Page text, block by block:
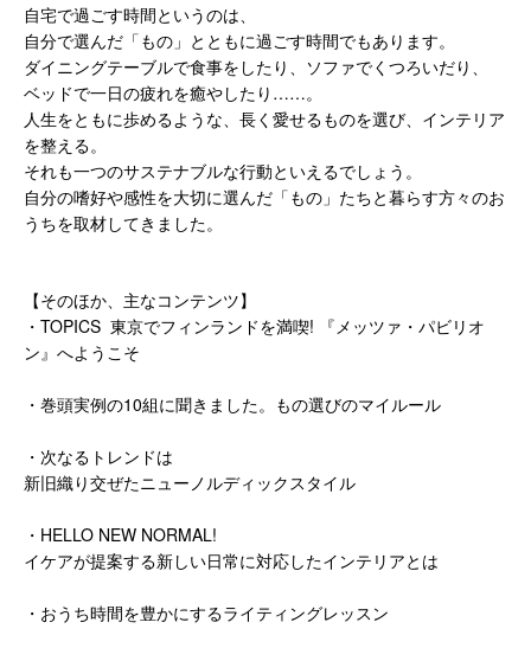
自宅で過ごす時間というのは、
自分で選んだ「もの」とともに過ごす時間でもあります。
ダイニングテーブルで食事をしたり、ソファでくつろいだり、
ベッドで一日の疲れを癒やしたり……。
人生をともに歩めるような、長く愛せるものを選び、 インテリア
を整える。
それも一つのサステナブルな行動といえるでしょう。
自分の嗜好や感性を大切に選んだ「もの」 たちと暮らす方々のお
うちを取材してきました。
【そのほか、主なコンテンツ】
・TOPICS 東京でフィンランドを満喫! 『メッツァ・パビリオ
ン』へようこそ
・巻頭実例の10組に聞きました。もの選びのマイルール
・次なるトレンドは
新旧織り交ぜたニューノルディックスタイル
・HELLO NEW NORMAL!
イケアが提案する新しい日常に対応したインテリアとは
・おうち時間を豊かにするライティングレッスン